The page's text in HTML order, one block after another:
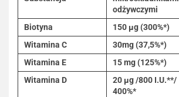
odżywczymi
Biotyna
150 µg (300%*)
Witamina C
30mg (37,5%*)
Witamina E
15 mg (125%*)
Witamina D
20 µg /800 I.U.**/
400%*